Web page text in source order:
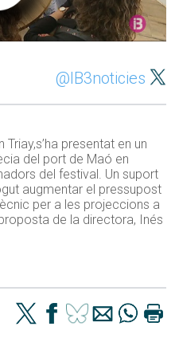
@IB3noticies
Triay,s’ha presentat en un
del port de Maó en
del festival. Un suport
augmentar el pressupost
per a les projeccions a
de la directora, Inés